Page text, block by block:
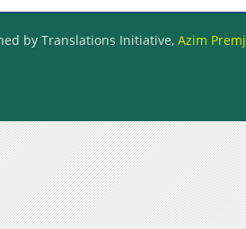
by Translations Initiative, Azim